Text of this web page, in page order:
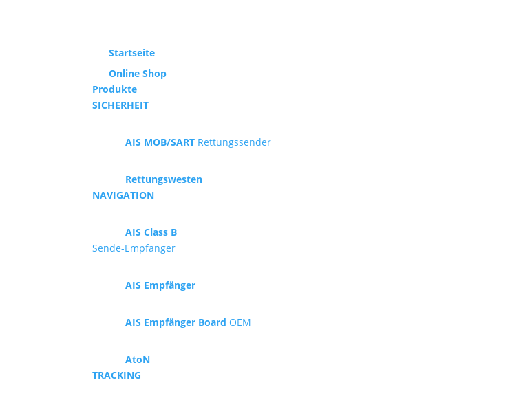
Startseite
Online Shop
Produkte
SICHERHEIT
AIS MOB/SART Rettungssender
Rettungswesten
NAVIGATION
AIS Class B
Sende-Empfänger
AIS Empfänger
AIS Empfänger Board OEM
AtoN
TRACKING